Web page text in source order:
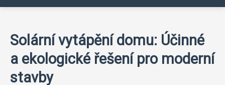
Solární vytápění domu: Účinné
a ekologické řešení pro moderní
stavby